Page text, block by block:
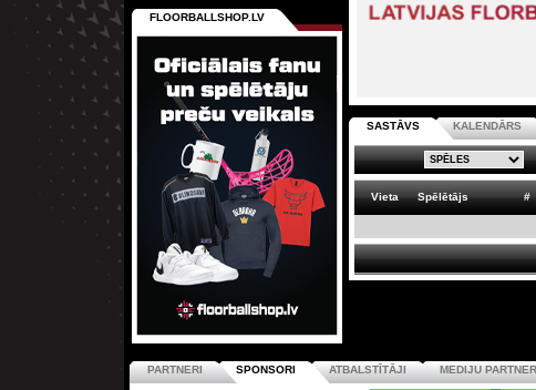
SASTĀVS KALENDĀRS
Vieta Spēlētājs #
FLOORBALLSHOP.LV
PARTNERI SPONSORI ATBALSTĪTĀJI MEDIJU